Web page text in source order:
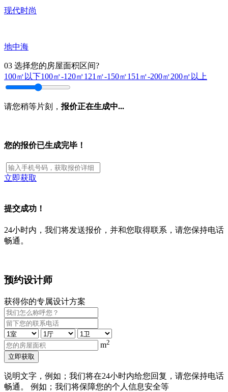
现代时尚
地中海
03 选择您的房屋面积区间?
100㎡以下100㎡-120㎡121㎡-150㎡151㎡-200㎡200㎡以上
请您稍等片刻， 报价正在生成中...
您的报价已生成完毕！
立即获取
提交成功！
24小时内，我们将发送报价，并和您取得联系，请您保持电话
畅通。
预约设计师
获得你的专属设计方案
m2
立即获取
说明文字，例如；我们将在24小时内给您回复，请您保持电话
畅通。 例如；我们将保障您的个人信息安全等